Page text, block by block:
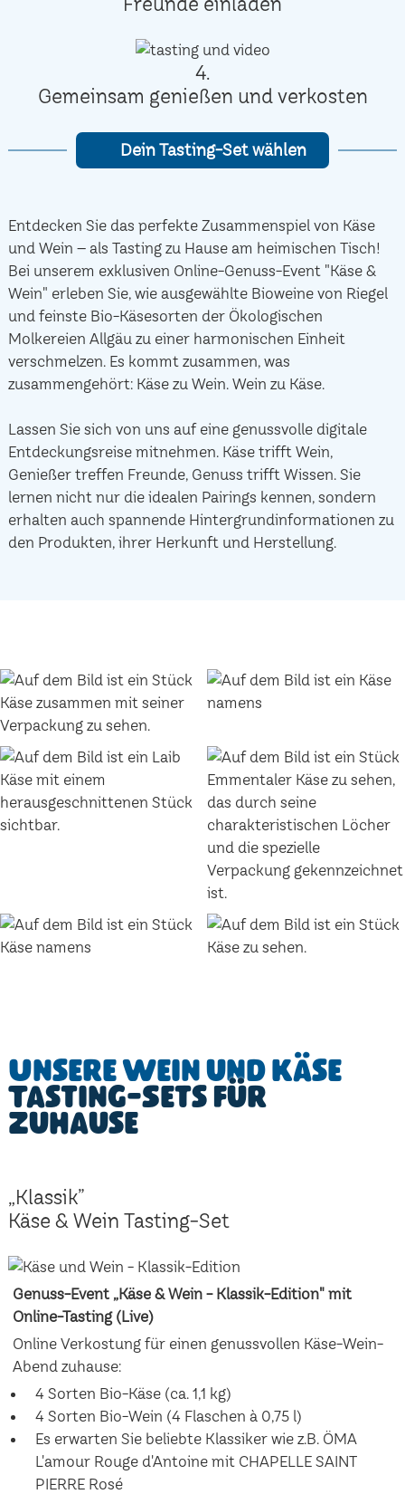
4.
Gemeinsam genießen und verkosten
Dein Tasting-Set wählen
Entdecken Sie das perfekte Zusammenspiel von Käse
und Wein – als Tasting zu Hause am heimischen Tisch!
Bei unserem exklusiven Online-Genuss-Event "Käse &
Wein" erleben Sie, wie ausgewählte Bioweine von Riegel
und feinste Bio-Käsesorten der Ökologischen
Molkereien Allgäu zu einer harmonischen Einheit
verschmelzen. Es kommt zusammen, was
zusammengehört: Käse zu Wein. Wein zu Käse.
Lassen Sie sich von uns auf eine genussvolle digitale
Entdeckungsreise mitnehmen. Käse trifft Wein,
Genießer treffen Freunde, Genuss trifft Wissen. Sie
lernen nicht nur die idealen Pairings kennen, sondern
erhalten auch spannende Hintergrundinformationen zu
den Produkten, ihrer Herkunft und Herstellung.
Unsere Wein und Käse
Tasting-Sets für
Zuhause
„Klassik”
Käse & Wein Tasting-Set
Genuss-Event „Käse & Wein - Klassik-Edition" mit
Online-Tasting (Live)
Online Verkostung für einen genussvollen Käse-Wein-
Abend zuhause:
4 Sorten Bio-Käse (ca. 1,1 kg)
4 Sorten Bio-Wein (4 Flaschen à 0,75 l)
Es erwarten Sie beliebte Klassiker wie z.B. ÖMA
L'amour Rouge d'Antoine mit CHAPELLE SAINT
PIERRE Rosé